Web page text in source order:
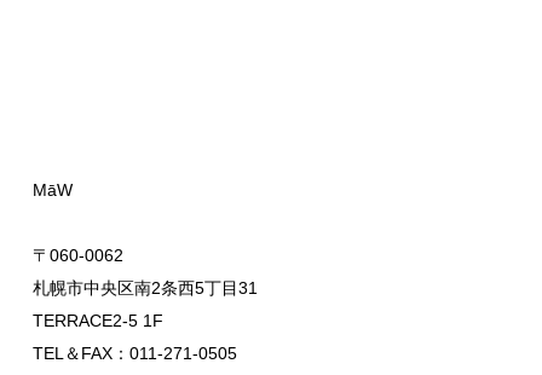
MāW
〒060-0062
札幌市中央区南2条西5丁目31
TERRACE2-5 1F
TEL＆FAX：011-271-0505